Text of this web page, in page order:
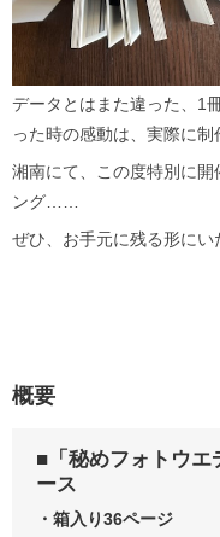
データとはまた違った、1
った時の感動は、実際に制
湘南にて、この度特別に
ング……
ぜひ、お手元に残る形にい
概要
■「秘めフォトウエ
ース
・箱入り36ページ